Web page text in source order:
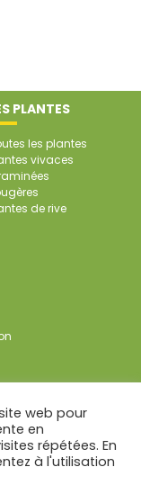
PLANTES
les plantes
vivaces
de rive
web pour
en
répétées. En
à l'utilisation